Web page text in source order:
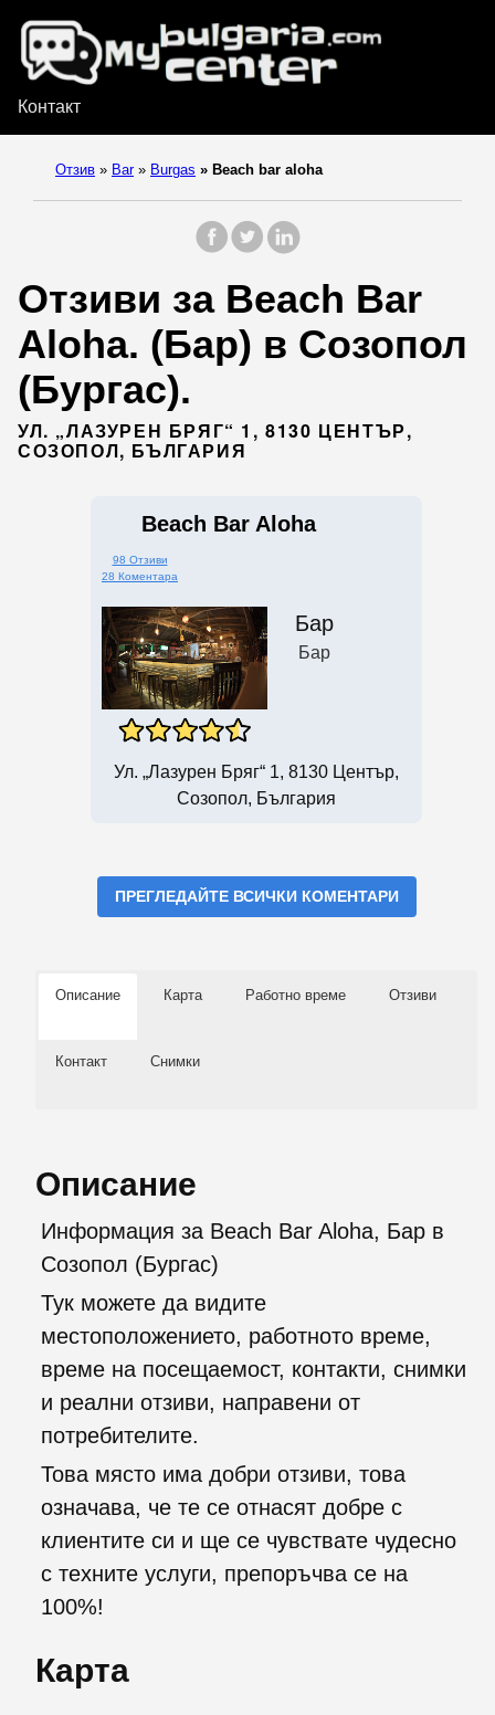
Контакт
Отзив » Bar » Burgas » Beach bar aloha
Отзиви за Beach Bar
Aloha. (Бар) в Созопол
(Бургас).
УЛ. „ЛАЗУРЕН БРЯГ“ 1, 8130 ЦЕНТЪР,
СОЗОПОЛ, БЪЛГАРИЯ
Beach Bar Aloha
98 Отзиви
28 Коментара
Бар
Бар
Ул. „Лазурен Бряг“ 1, 8130 Център,
Созопол, България
ПРЕГЛЕДАЙТЕ ВСИЧКИ КОМЕНТАРИ
Описание Карта Работно време Отзиви
Контакт Снимки
Описание
Информация за Beach Bar Aloha, Бар в
Созопол (Бургас)
Тук можете да видите
местоположението, работното време,
време на посещаемост, контакти, снимки
и реални отзиви, направени от
потребителите.
Това място има добри отзиви, това
означава, че те се отнасят добре с
клиентите си и ще се чувствате чудесно
с техните услуги, препоръчва се на
100%!
Карта